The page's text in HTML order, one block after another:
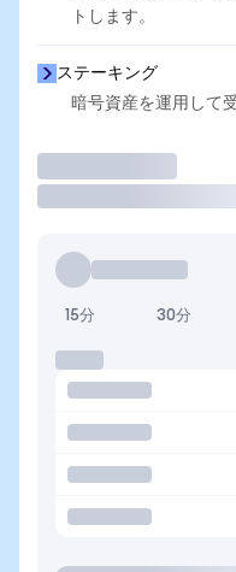
トします。
ステーキング
暗号資産を運用して
15分 30分